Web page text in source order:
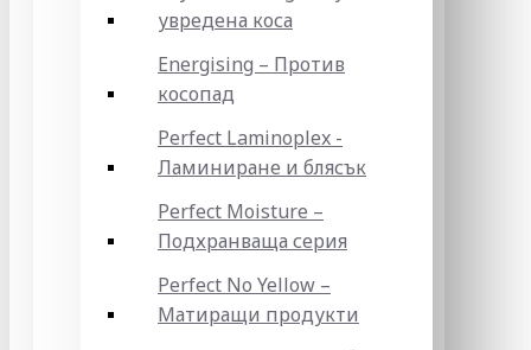
увредена коса
Energising – Против
косопад
Perfect Laminoplex -
Ламиниране и блясък
Perfect Moisture –
Подхранваща серия
Perfect No Yellow –
Матиращи продукти